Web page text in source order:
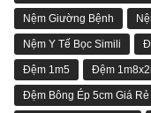
Nệm Giường Bệnh
Nệm Y Tế Bọc Simili
Đệm 1m5 Đệm
Đệm Bông Ép 5cm Giá